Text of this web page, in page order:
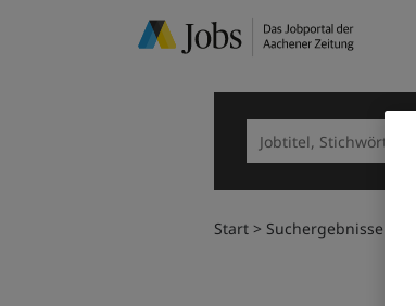
Start Suchergebnisse